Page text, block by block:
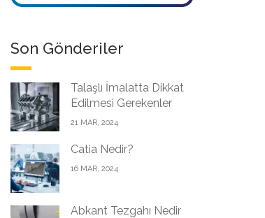
Son Gönderiler
Talaşlı İmalatta Dikkat
Edilmesi Gerekenler
21 MAR, 2024
Catia Nedir?
16 MAR, 2024
Abkant Tezgahı Nedir